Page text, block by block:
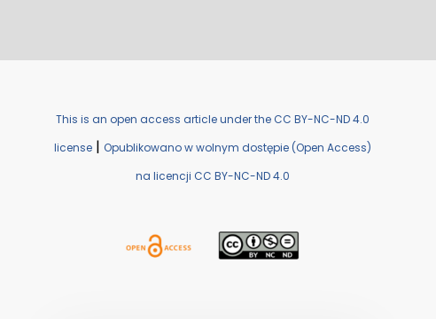
This is an open access article under the CC BY-NC-ND 4.0
license | Opublikowano w wolnym dostępie (Open Access)
na licencji CC BY-NC-ND 4.0